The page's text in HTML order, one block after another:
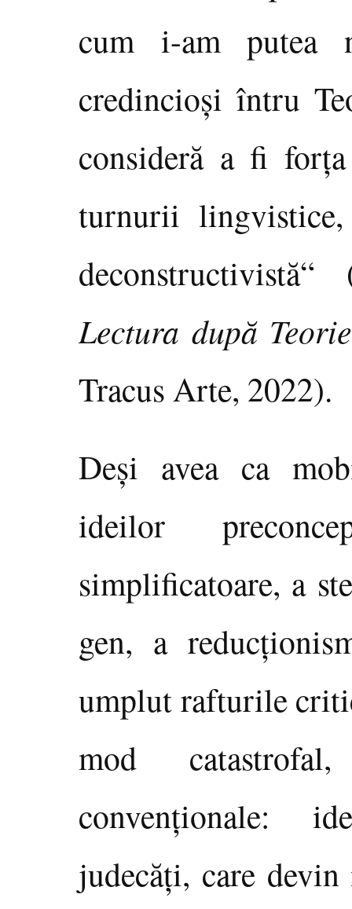
cum i-am putea
credincioşi întru
consideră a fi
turnurii
deconstructivistă“
Lectura după Teorie
Tracus Arte, 2022).
Deşi avea ca
ideilor
simplificatoare, a
gen, a
umplut rafturile
mod
convenţionale:
judecăţi, care